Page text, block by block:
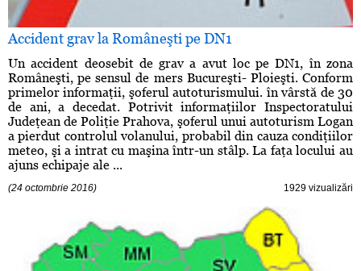
Accident grav la Româneşti pe DN1
Un accident deosebit de grav a avut loc pe DN1, în zona
Româneşti, pe sensul de mers Bucureşti- Ploieşti. Conform
primelor informaţii, şoferul autoturismului. în vârstă de 30
de ani, a decedat. Potrivit informaţiilor Inspectoratului
Judeţean de Poliţie Prahova, şoferul unui autoturism Logan
a pierdut controlul volanului, probabil din cauza condiţiilor
meteo, şi a intrat cu maşina într-un stâlp. La faţa locului au
ajuns echipaje ale ...
(24 octombrie 2016) 1929 vizualizări